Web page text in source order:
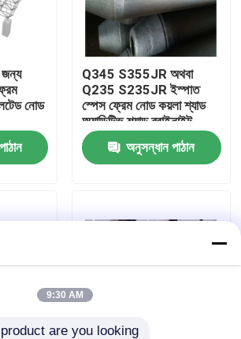
জন্য
নোড
Q345 S355JR অথবা
Q235 S235JR ইস্পাত
স্পেস ফ্রেম নোড কয়লা শ্যাড
অ্যাডিটিভ শ্যাড ব্রাইনাইট
শ্যাডের জন্য
অনুসন্ধান পাঠান
9:30 AM
are you looking